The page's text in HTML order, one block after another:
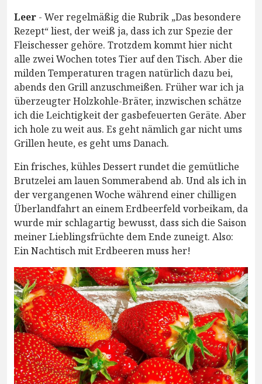
Leer - Wer regelmäßig die Rubrik „Das besondere
Rezept“ liest, der weiß ja, dass ich zur Spezie der
Fleischesser gehöre. Trotzdem kommt hier nicht
alle zwei Wochen totes Tier auf den Tisch. Aber die
milden Temperaturen tragen natürlich dazu bei,
abends den Grill anzuschmeißen. Früher war ich ja
überzeugter Holzkohle-Bräter, inzwischen schätze
ich die Leichtigkeit der gasbefeuerten Geräte. Aber
ich hole zu weit aus. Es geht nämlich gar nicht ums
Grillen heute, es geht ums Danach.
Ein frisches, kühles Dessert rundet die gemütliche
Brutzelei am lauen Sommerabend ab. Und als ich in
der vergangenen Woche während einer chilligen
Überlandfahrt an einem Erdbeerfeld vorbeikam, da
wurde mir schlagartig bewusst, dass sich die Saison
meiner Lieblingsfrüchte dem Ende zuneigt. Also:
Ein Nachtisch mit Erdbeeren muss her!